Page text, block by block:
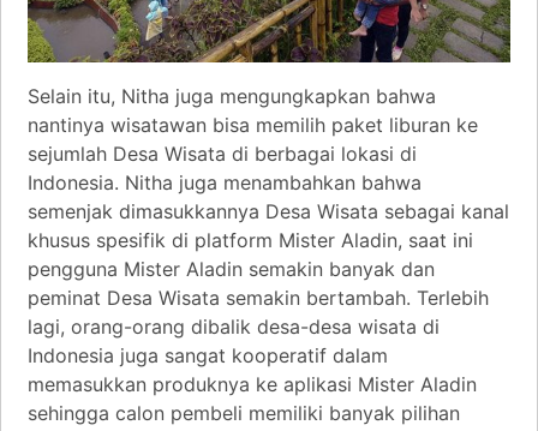
Selain itu, Nitha juga mengungkapkan bahwa
nantinya wisatawan bisa memilih paket liburan ke
sejumlah Desa Wisata di berbagai lokasi di
Indonesia. Nitha juga menambahkan bahwa
semenjak dimasukkannya Desa Wisata sebagai kanal
khusus spesifik di platform Mister Aladin, saat ini
pengguna Mister Aladin semakin banyak dan
peminat Desa Wisata semakin bertambah. Terlebih
lagi, orang-orang dibalik desa-desa wisata di
Indonesia juga sangat kooperatif dalam
memasukkan produknya ke aplikasi Mister Aladin
sehingga calon pembeli memiliki banyak pilihan